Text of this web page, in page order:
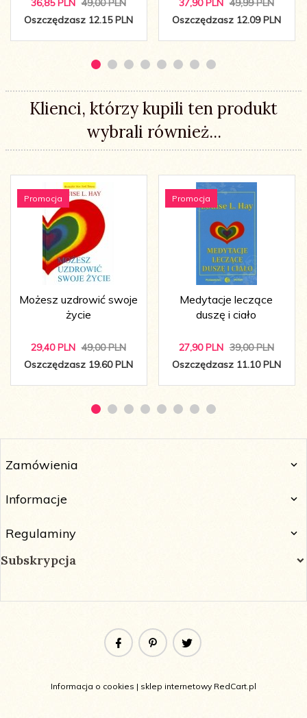
36,85 PLN 49,00 PLN
Oszczędzasz 12.15 PLN
37,90 PLN 49,99 PLN
Oszczędzasz 12.09 PLN
Klienci, którzy kupili ten produkt
wybrali również...
Promocja
Możesz uzdrowić swoje
życie
29,40 PLN 49,00 PLN
Oszczędzasz 19.60 PLN
Promocja
Medytacje leczące
duszę i ciało
27,90 PLN 39,00 PLN
Oszczędzasz 11.10 PLN
Zamówienia
Informacje
Regulaminy
Subskrypcja
Informacja o cookies | sklep internetowy RedCart.pl